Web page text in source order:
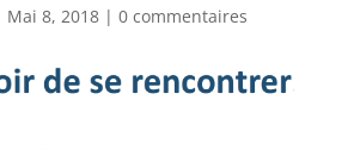
Mai 8, 2018| 0 commentaires